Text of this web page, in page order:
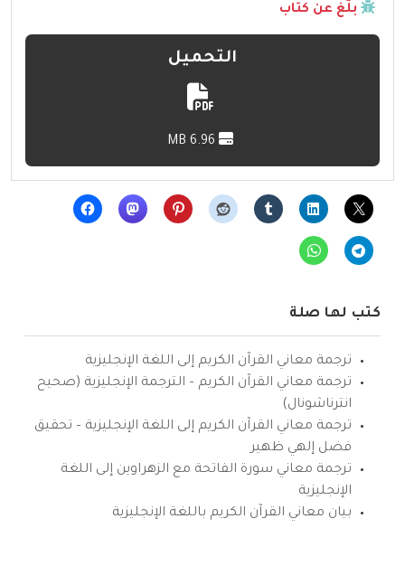
بلّغ عن كتاب
التحميل
كتب لها صلة
ترجمة معاني القرآن الكريم إلى اللغة الإنجليزية
ترجمة معاني القرآن الكريم – الترجمة الإنجليزية (صحيح
انترناشونال)
ترجمة معاني القرآن الكريم إلى اللغة الإنجليزية – تحقيق
فضل إلهي ظهير
ترجمة معاني سورة الفاتحة مع الزهراوين إلى اللغة
الإنجليزية
بيان معاني القرآن الكريم باللغة الإنجليزية